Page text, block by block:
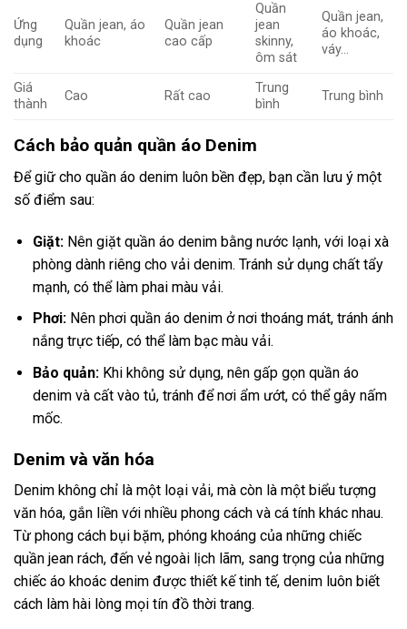
Ứng
dụng
Quần jean, áo
khoác
Quần jean
cao cấp
Quần
jean
skinny,
ôm sát
Quần jean,
áo khoác,
váy…
Giá
thành
Cao Rất cao
Trung
bình
Trung bình
Cách bảo quản quần áo Denim
Để giữ cho quần áo denim luôn bền đẹp, bạn cần lưu ý một
số điểm sau:
Giặt:Nên giặt quần áo denim bằng nước lạnh, với loại xà
phòng dành riêng cho vải denim. Tránh sử dụng chất tẩy
mạnh, có thể làm phai màu vải.
Phơi:Nên phơi quần áo denim ở nơi thoáng mát, tránh ánh
nắng trực tiếp, có thể làm bạc màu vải.
Bảo quản:Khi không sử dụng, nên gấp gọn quần áo
denim và cất vào tủ, tránh để nơi ẩm ướt, có thể gây nấm
mốc.
Denim và văn hóa
Denim không chỉ là một loại vải, mà còn là một biểu tượng
văn hóa, gắn liền với nhiều phong cách và cá tính khác nhau.
Từ phong cách bụi bặm, phóng khoáng của những chiếc
quần jean rách, đến vẻ ngoài lịch lãm, sang trọng của những
chiếc áo khoác denim được thiết kế tinh tế, denim luôn biết
cách làm hài lòng mọi tín đồ thời trang.